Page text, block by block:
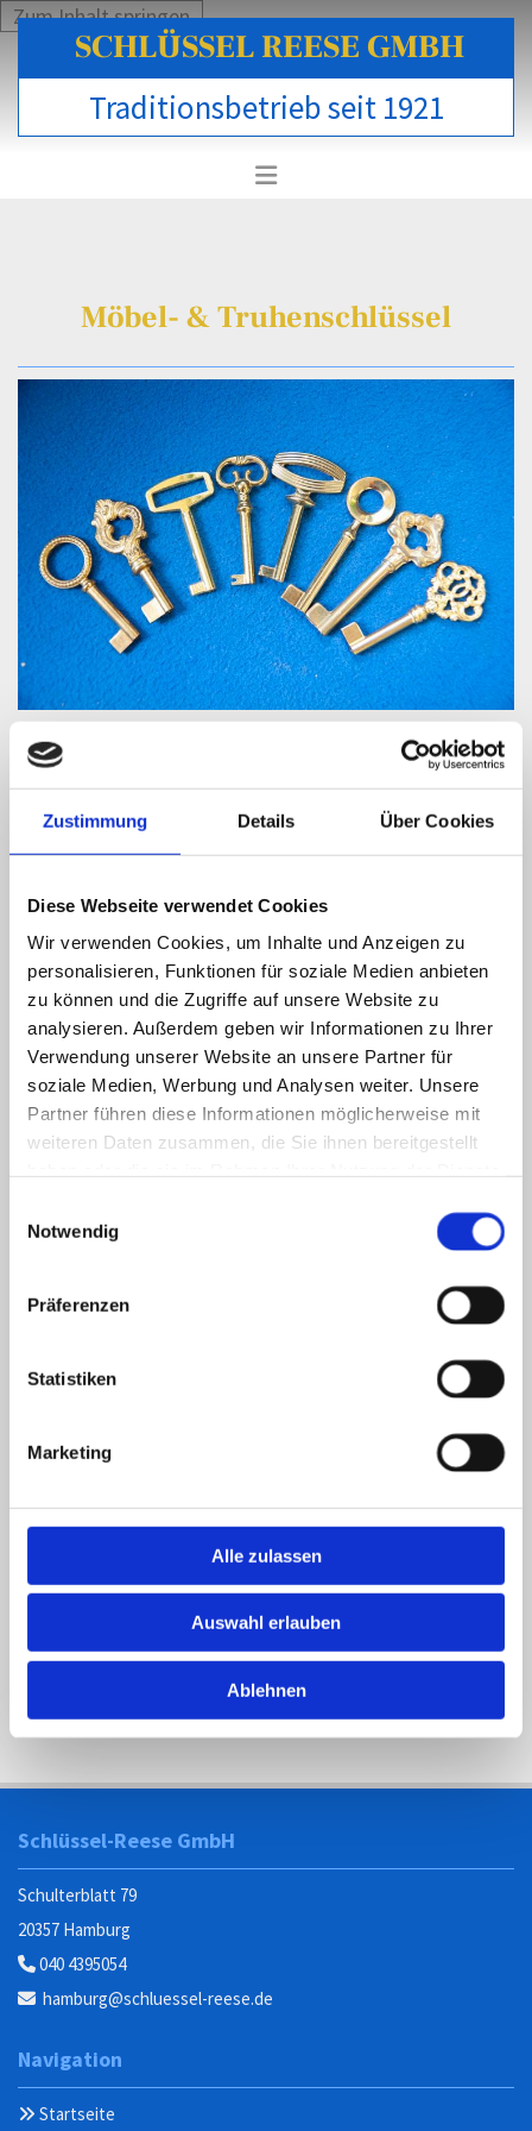
Zustimmung Details Über Cookies
Diese Webseite verwendet Cookies
Wir verwenden Cookies, um Inhalte und Anzeigen zu
personalisieren, Funktionen für soziale Medien anbieten
zu können und die Zugriffe auf unsere Website zu
analysieren. Außerdem geben wir Informationen zu Ihrer
Verwendung unserer Website an unsere Partner für
soziale Medien, Werbung und Analysen weiter. Unsere
Partner führen diese Informationen möglicherweise mit
weiteren Daten zusammen, die Sie ihnen bereitgestellt
Notwendig
Präferenzen
Statistiken
Marketing
Alle zulassen
Auswahl erlauben
Ablehnen
Zum Inhalt springen
SCHLÜSSEL REESE GMBH
Traditionsbetrieb seit 1921
Möbel- & Truhenschlüssel
Durch unser reichhaltiges Sortiment an Möbel- und
Truhenschlüsseln finden wir auch für Ihren
Geschmack einen passenden Schlüssel für Ihren
Schlüssel-Reese GmbH
Schulterblatt 79
20357 Hamburg
 040 4395054
 hamburg@schluessel-reese.de
Navigation
 Startseite